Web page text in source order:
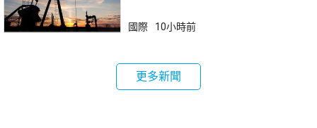
國際 10小時前
更多新聞